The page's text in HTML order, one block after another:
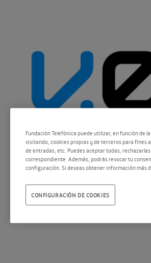
Fundación Telefónica puede utilizar, en función de
visitando, cookies propias y de terceros para fines
de entradas, etc. Puedes aceptar todas,
correspondiente. Además, podrás revocar tu
configuración. Si deseas obtener información más
CONFIGURACIÓN DE COOKIES